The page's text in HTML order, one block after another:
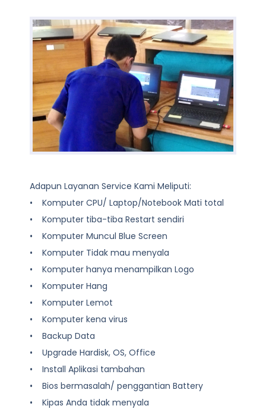
Adapun Layanan Service Kami Meliputi:
• Komputer CPU/ Laptop/Notebook Mati total
• Komputer tiba-tiba Restart sendiri
• Komputer Muncul Blue Screen
• Komputer Tidak mau menyala
• Komputer hanya menampilkan Logo
• Komputer Hang
• Komputer Lemot
• Komputer kena virus
• Backup Data
• Upgrade Hardisk, OS, Office
• Install Aplikasi tambahan
• Bios bermasalah/ penggantian Battery
• Kipas Anda tidak menyala